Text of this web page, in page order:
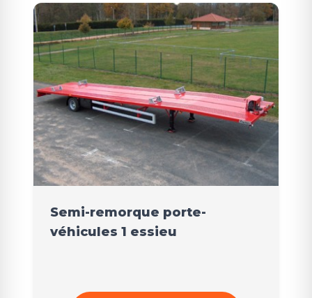
Semi-remorque porte-
véhicules 1 essieu